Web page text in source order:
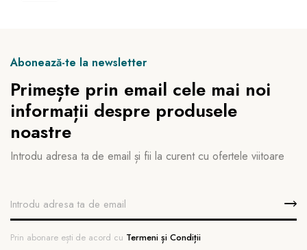
Abonează-te la newsletter
Primește prin email cele mai noi
informații despre produsele
noastre
Introdu adresa ta de email și fii la curent cu ofertele viitoare
Prin abonare ești de acord cu Termeni și Condiții